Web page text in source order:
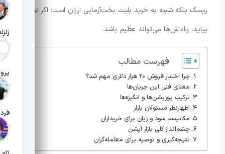
تاریخ
تاریخ
تاریخ
تاریخ
ریسک بلکه شبیه به خرید بلیت بخت‌آزمایی ارزان است؛ اگر نوسان
بیاید، پاداش‌ها می‌تواند عظیم باشد.
فهرست مطالب
چرا اختیار فروش ۲۰ هزار دلاری مهم شد؟
معنای فنی این جریان‌ها
ترکیب پوزیشن‌ها و انگیزه‌ها
اظهارنظر مسئولان بازار
مکانیسم سود و زیان برای خریداران
چشم‌انداز کلی بازار آپشن
نتیجه‌گیری و توصیه برای معامله‌گران